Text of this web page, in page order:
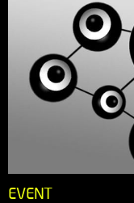
EVENT